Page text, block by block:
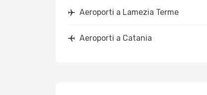
Aeroporti a Lamezia Terme
Aeroporti a Catania